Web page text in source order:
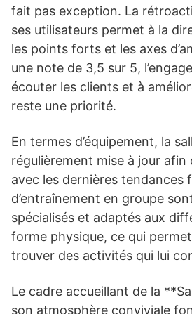
fait pas exception. La
ses utilisateurs permet à la
les points forts et les axes
une note de 3,5 sur 5,
écouter les clients et à
reste une priorité.
En termes d’équipement, la
régulièrement mise à jour afin
avec les dernières tendances
d’entraînement en groupe
spécialisés et adaptés aux
forme physique, ce qui
trouver des activités qui lui
Le cadre accueillant de la
son atmosphère conviviale